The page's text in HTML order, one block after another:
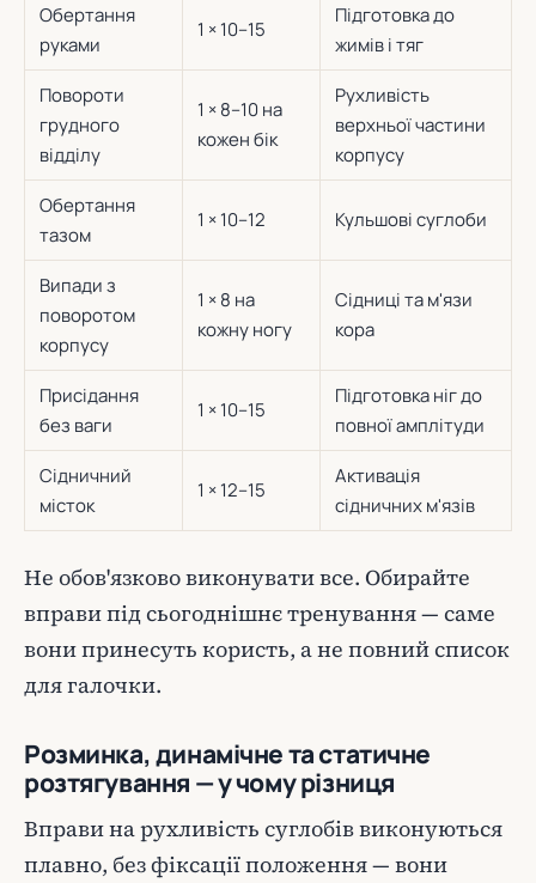
Обертання
руками
1 × 10–15
Підготовка до
жимів і тяг
Повороти
грудного
відділу
1 × 8–10 на
кожен бік
Рухливість
верхньої частини
корпусу
Обертання
тазом
1 × 10–12 Кульшові суглоби
Випади з
поворотом
корпусу
1 × 8 на
кожну ногу
Сідниці та м'язи
кора
Присідання
без ваги
1 × 10–15
Підготовка ніг до
повної амплітуди
Сідничний
місток
1 × 12–15
Активація
сідничних м'язів
Не обов'язково виконувати все. Обирайте
вправи під сьогоднішнє тренування — саме
вони принесуть користь, а не повний список
для галочки.
Розминка, динамічне та статичне
розтягування — у чому різниця
Вправи на рухливість суглобів виконуються
плавно, без фіксації положення — вони